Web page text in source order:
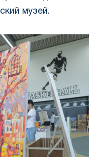
музей.